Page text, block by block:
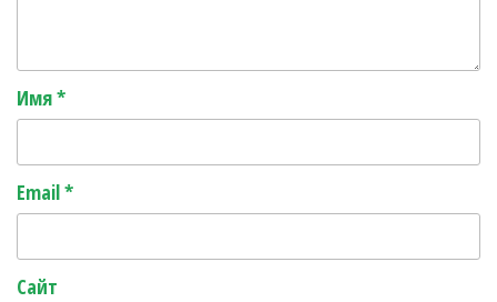
Имя*
Email*
Сайт